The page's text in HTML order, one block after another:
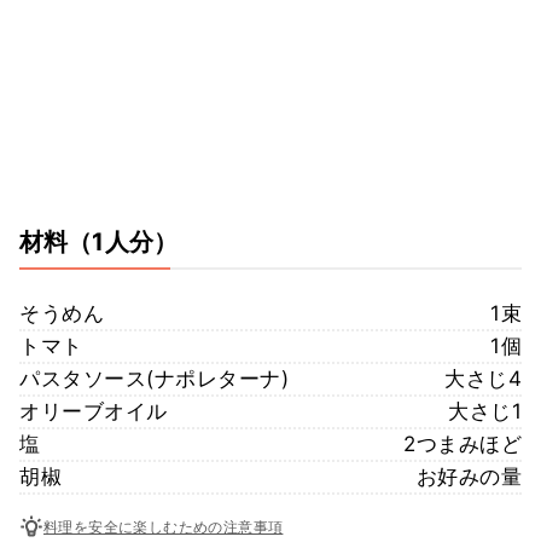
材料（1人分）
そうめん
1束
トマト
1個
パスタソース(ナポレターナ)
大さじ4
オリーブオイル
大さじ1
塩
2つまみほど
胡椒
お好みの量
料理を安全に楽しむための注意事項